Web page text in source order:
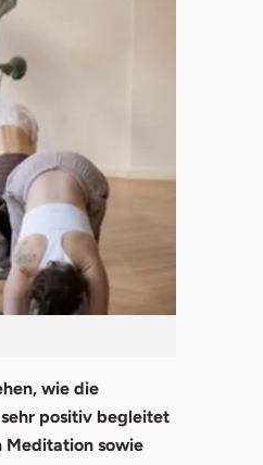
wie die
positiv begleitet
Meditation sowie